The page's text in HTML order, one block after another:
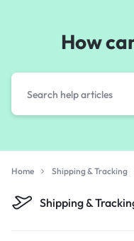
How
Home Shipping & Tracking
Shipping &